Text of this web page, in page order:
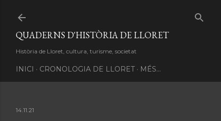
QUADERNS D'HISTÒRIA DE LLORET
Història de Lloret, cultura, turisme, societat
INICI CRONOLOGIA DE LLORET MÉS…
14.11.21